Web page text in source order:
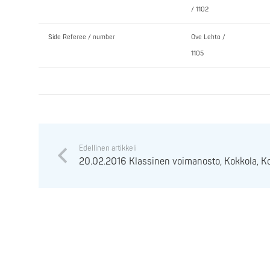
/ 1102
Side Referee / number Ove Lehto /
1105
Edellinen artikkeli
20.02.2016 Klassinen voimanosto, Kokkola,